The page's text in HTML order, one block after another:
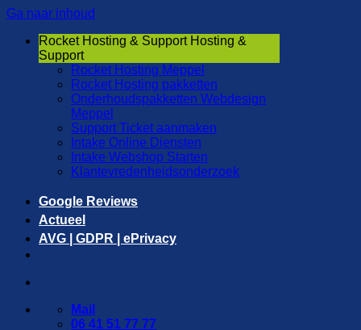
Ga naar inhoud
Rocket Hosting & SupportHosting &
Support
Rocket Hosting Meppel
Rocket Hosting pakketten
Onderhoudspakketten Webdesign
Meppel
Support Ticket aanmaken
Intake Online Diensten
Intake Webshop Starten
Klantevredenheidsonderzoek
Google Reviews
Actueel
AVG | GDPR | ePrivacy
Mail
06 41 51 77 77